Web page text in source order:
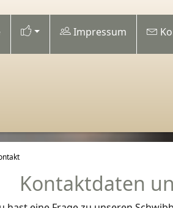
Impressum
Kontaktdaten